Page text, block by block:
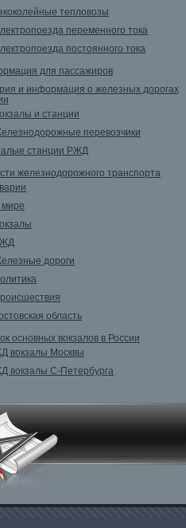
тепловозы
переменного тока
постоянного тока
для пассажиров
и информация о железных дорогах
и станции
перевозчики
станции РЖД
железнодорожного транспорта
мире
дороги
область
основных вокзалов в России
вокзалы Москвы
вокзалы С-Петербурга